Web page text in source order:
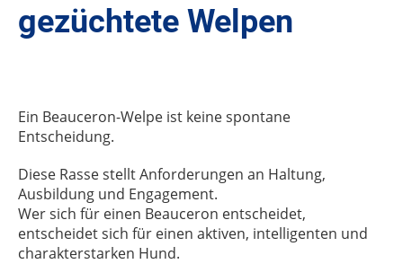
gezüchtete Welpen
Ein Beauceron-Welpe ist keine spontane
Entscheidung.
Diese Rasse stellt Anforderungen an Haltung,
Ausbildung und Engagement.
Wer sich für einen Beauceron entscheidet,
entscheidet sich für einen aktiven, intelligenten und
charakterstarken Hund.